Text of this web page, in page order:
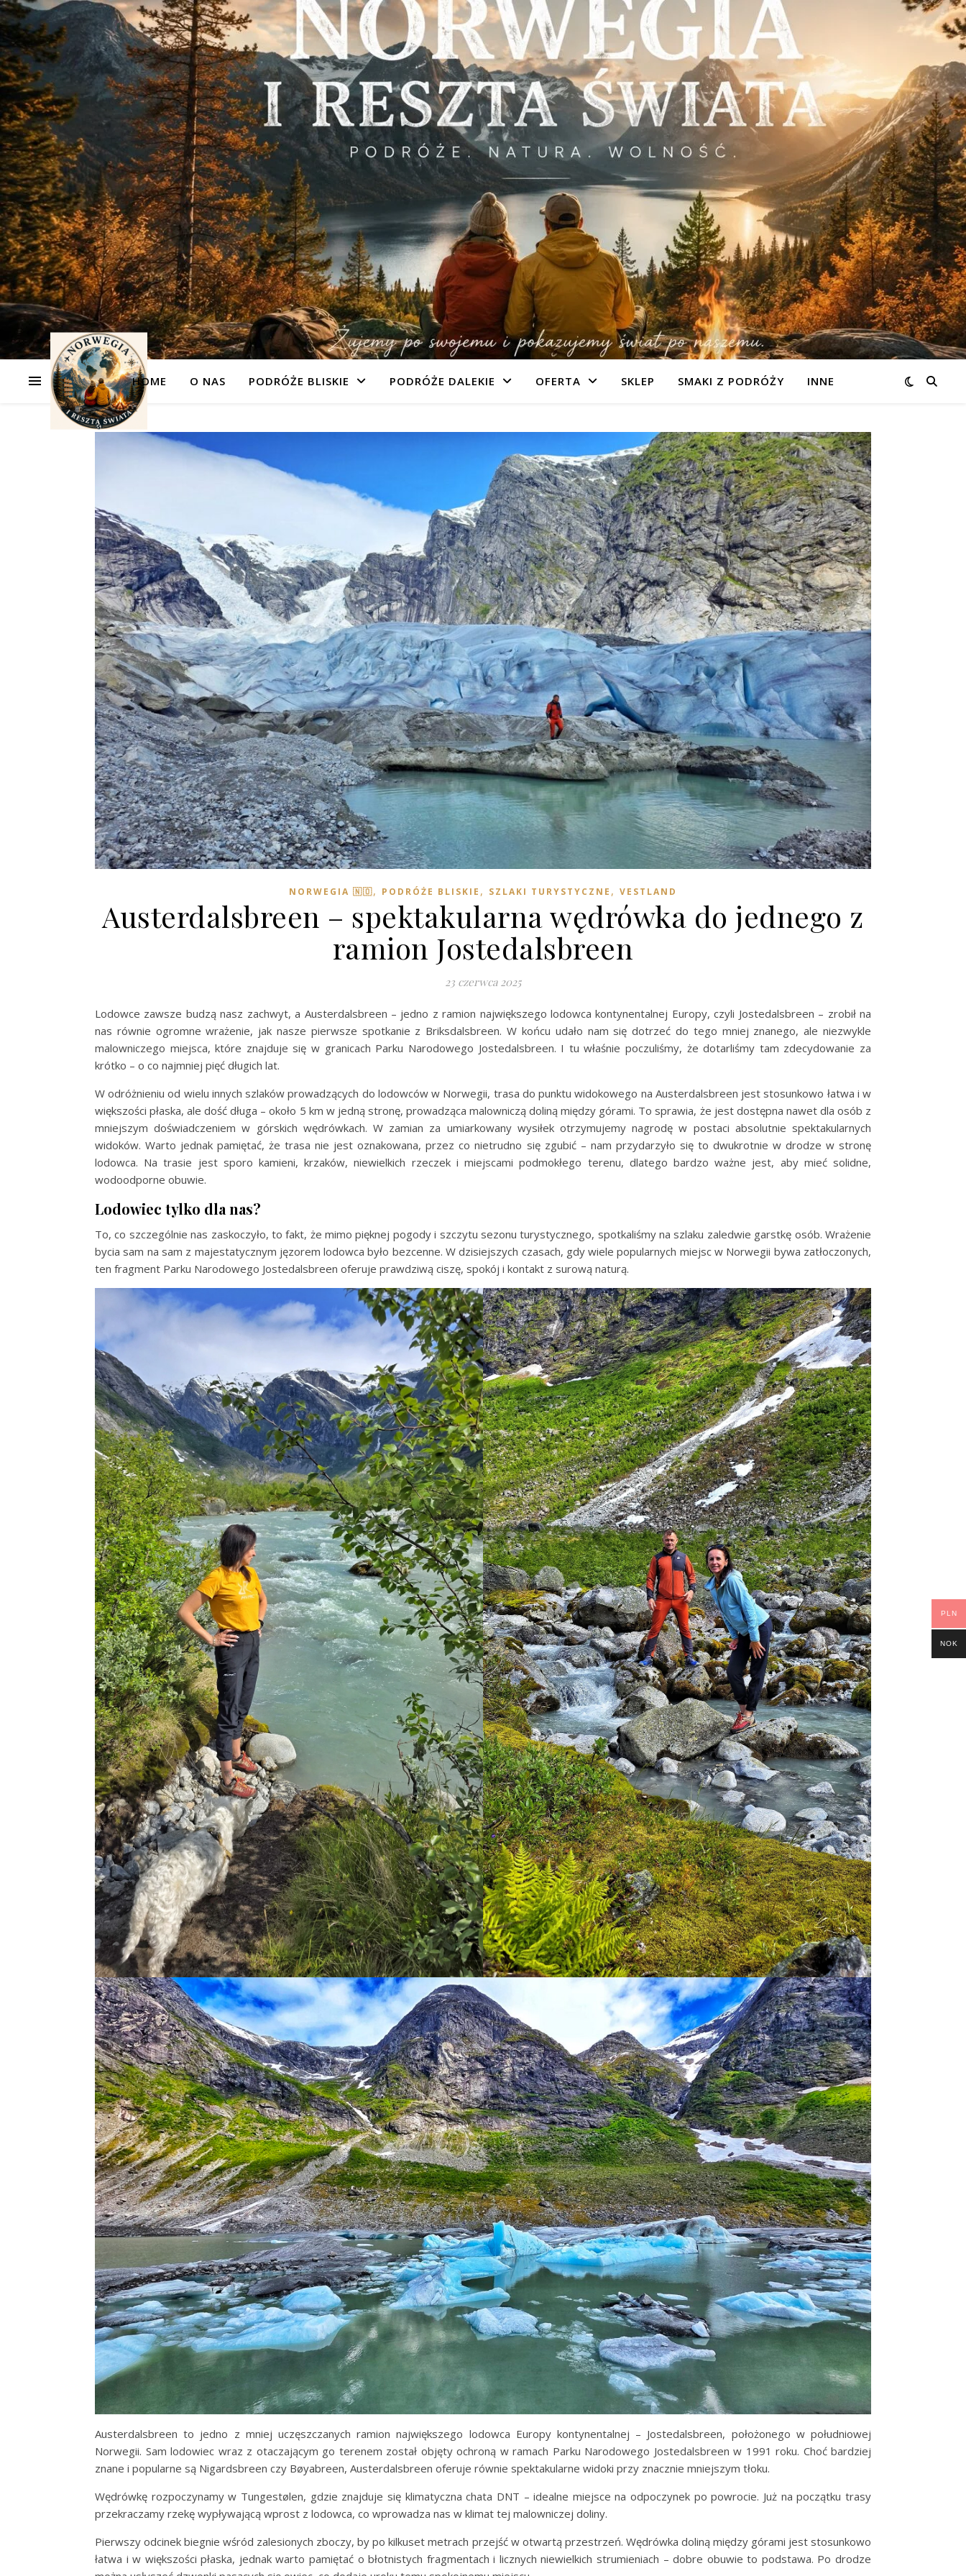
HOME O NAS PODRÓŻE BLISKIE PODRÓŻE DALEKIE OFERTA SKLEP SMAKI Z PODRÓŻY INNE
NORWEGIA 🇳🇴, PODRÓŻE BLISKIE , SZLAKI TURYSTYCZNE , VESTLAND
Austerdalsbreen – spektakularna wędrówka do jednego z
ramion Jostedalsbreen
23 czerwca 2025
Lodowce zawsze budzą nasz zachwyt, a Austerdalsbreen – jedno z ramion największego lodowca kontynentalnej Europy, czyli Jostedalsbreen – zrobił na
nas równie ogromne wrażenie, jak nasze pierwsze spotkanie z Briksdalsbreen. W końcu udało nam się dotrzeć do tego mniej znanego, ale niezwykle
malowniczego miejsca, które znajduje się w granicach Parku Narodowego Jostedalsbreen. I tu właśnie poczuliśmy, że dotarliśmy tam zdecydowanie za
krótko – o co najmniej pięć długich lat.
W odróżnieniu od wielu innych szlaków prowadzących do lodowców w Norwegii, trasa do punktu widokowego na Austerdalsbreen jest stosunkowo łatwa i w
większości płaska, ale dość długa – około 5 km w jedną stronę, prowadząca malowniczą doliną między górami. To sprawia, że jest dostępna nawet dla osób z
mniejszym doświadczeniem w górskich wędrówkach. W zamian za umiarkowany wysiłek otrzymujemy nagrodę w postaci absolutnie spektakularnych
widoków. Warto jednak pamiętać, że trasa nie jest oznakowana, przez co nietrudno się zgubić – nam przydarzyło się to dwukrotnie w drodze w stronę
lodowca. Na trasie jest sporo kamieni, krzaków, niewielkich rzeczek i miejscami podmokłego terenu, dlatego bardzo ważne jest, aby mieć solidne,
wodoodporne obuwie.
Lodowiec tylko dla nas?
To, co szczególnie nas zaskoczyło, to fakt, że mimo pięknej pogody i szczytu sezonu turystycznego, spotkaliśmy na szlaku zaledwie garstkę osób. Wrażenie
bycia sam na sam z majestatycznym jęzorem lodowca było bezcenne. W dzisiejszych czasach, gdy wiele popularnych miejsc w Norwegii bywa zatłoczonych,
ten fragment Parku Narodowego Jostedalsbreen oferuje prawdziwą ciszę, spokój i kontakt z surową naturą.
Austerdalsbreen to jedno z mniej uczęszczanych ramion największego lodowca Europy kontynentalnej – Jostedalsbreen, położonego w południowej
Norwegii. Sam lodowiec wraz z otaczającym go terenem został objęty ochroną w ramach Parku Narodowego Jostedalsbreen w 1991 roku. Choć bardziej
znane i popularne są Nigardsbreen czy Bøyabreen, Austerdalsbreen oferuje równie spektakularne widoki przy znacznie mniejszym tłoku.
Wędrówkę rozpoczynamy w Tungestølen, gdzie znajduje się klimatyczna chata DNT – idealne miejsce na odpoczynek po powrocie. Już na początku trasy
przekraczamy rzekę wypływającą wprost z lodowca, co wprowadza nas w klimat tej malowniczej doliny.
Pierwszy odcinek biegnie wśród zalesionych zboczy, by po kilkuset metrach przejść w otwartą przestrzeń. Wędrówka doliną między górami jest stosunkowo
łatwa i w większości płaska, jednak warto pamiętać o błotnistych fragmentach i licznych niewielkich strumieniach – dobre obuwie to podstawa. Po drodze
PLN
NOK